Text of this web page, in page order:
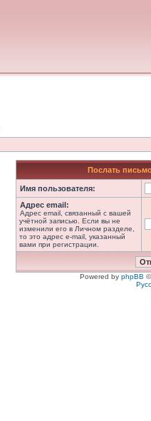
Послать
Имя пользователя:
Адрес email:
Адрес email, связанный с вашей
учётной записью. Если вы не
изменили его в Личном разделе,
то это адрес e-mail, указанный
вами при регистрации.
Powered by phpBB